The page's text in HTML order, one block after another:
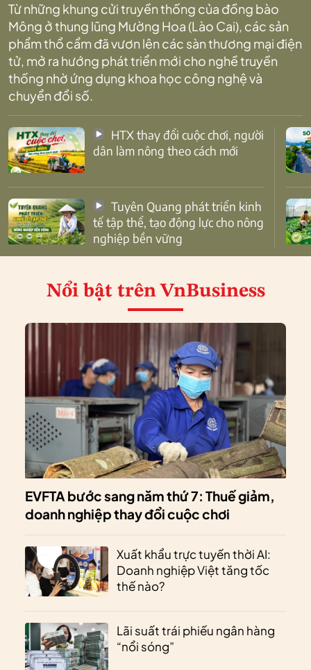
Từ những khung cửi truyền thống của đồng bào
Mông ở thung lũng Mường Hoa (Lào Cai), các sản
phẩm thổ cẩm đã vươn lên các sàn thương mại điện
tử, mở ra hướng phát triển mới cho nghề truyền
thống nhờ ứng dụng khoa học công nghệ và
chuyển đổi số.
dân làm nông theo cách mới
tế tập thể, tạo động lực cho nông
nghiệp bền vững
Nổi bật trên VnBusiness
EVFTA bước sang năm thứ 7: Thuế giảm,
doanh nghiệp thay đổi cuộc chơi
Xuất khẩu trực tuyến thời AI:
Doanh nghiệp Việt tăng tốc
thế nào?
Lãi suất trái phiếu ngân hàng
“nổi sóng”